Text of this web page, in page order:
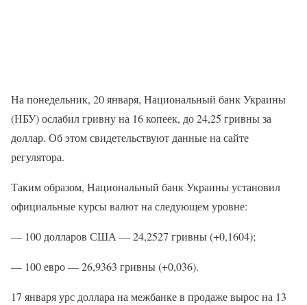
На понедельник, 20 января, Национальный банк Украины
(НБУ) ослабил гривну на 16 копеек, до 24,25 гривны за
доллар. Об этом свидетельствуют данные на сайте
регулятора.
Таким образом, Национальный банк Украины установил
официальные курсы валют на следующем уровне:
— 100 долларов США — 24,2527 гривны (+0,1604);
— 100 евро — 26,9363 гривны (+0,036).
17 января урс доллара на межбанке в продаже вырос на 13